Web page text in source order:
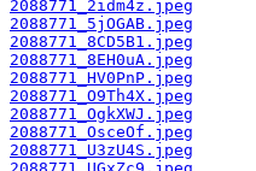
2088771_2idm4z.jpeg
2088771_5jOGAB.jpeg
2088771_8CD5B1.jpeg
2088771_8EH0uA.jpeg
2088771_HV0PnP.jpeg
2088771_O9Th4X.jpeg
2088771_OgkXWJ.jpeg
2088771_OsceOf.jpeg
2088771_U3zU4S.jpeg